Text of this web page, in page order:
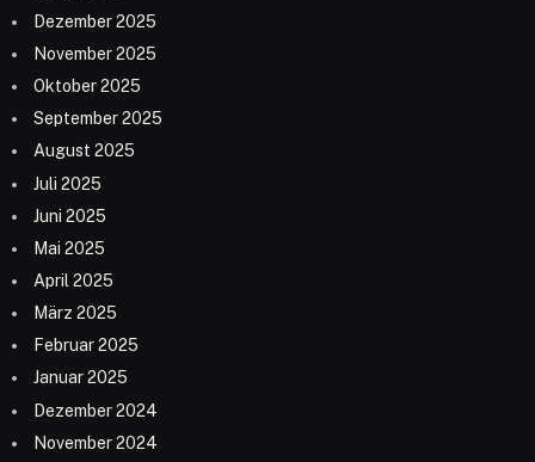
Dezember 2025
November 2025
Oktober 2025
September 2025
August 2025
Juli 2025
Juni 2025
Mai 2025
April 2025
März 2025
Februar 2025
Januar 2025
Dezember 2024
November 2024